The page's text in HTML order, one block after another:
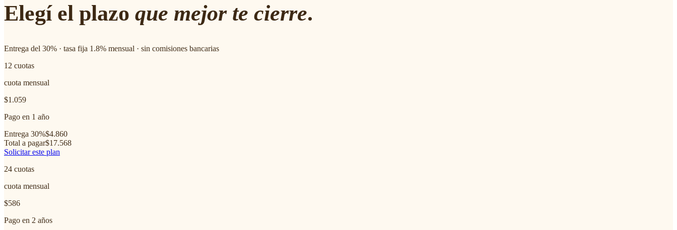
Elegí el plazo que mejor te cierre.
Entrega del 30% · tasa fija 1.8% mensual · sin comisiones bancarias
12 cuotas
cuota mensual
$1.059
Pago en 1 año
Entrega 30%$4.860
Total a pagar$17.568
Solicitar este plan
24 cuotas
cuota mensual
$586
Pago en 2 años